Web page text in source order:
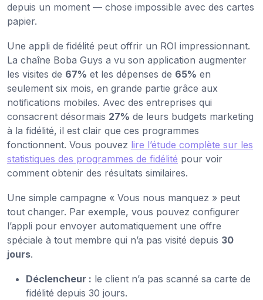
depuis un moment — chose impossible avec des cartes
papier.
Une appli de fidélité peut offrir un ROI impressionnant.
La chaîne Boba Guys a vu son application augmenter
les visites de 67% et les dépenses de 65% en
seulement six mois, en grande partie grâce aux
notifications mobiles. Avec des entreprises qui
consacrent désormais 27% de leurs budgets marketing
à la fidélité, il est clair que ces programmes
fonctionnent. Vous pouvez lire l’étude complète sur les
statistiques des programmes de fidélité pour voir
comment obtenir des résultats similaires.
Une simple campagne « Vous nous manquez » peut
tout changer. Par exemple, vous pouvez configurer
l’appli pour envoyer automatiquement une offre
spéciale à tout membre qui n’a pas visité depuis 30
jours.
Déclencheur : le client n’a pas scanné sa carte de
fidélité depuis 30 jours.